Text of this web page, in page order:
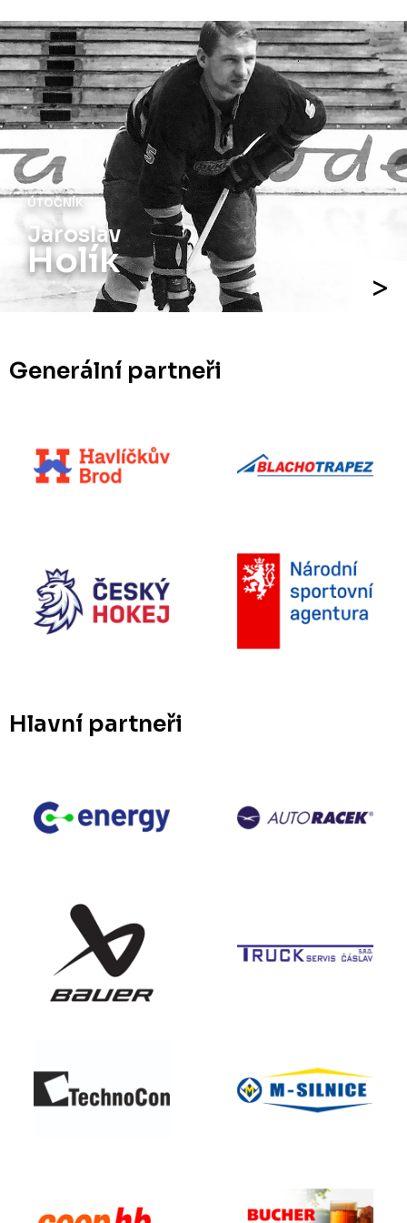
ÚTOČNÍK
Jaroslav
Holík
Generální partneři
Hlavní partneři